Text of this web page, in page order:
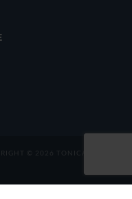
© 2026 TONICA GROUP